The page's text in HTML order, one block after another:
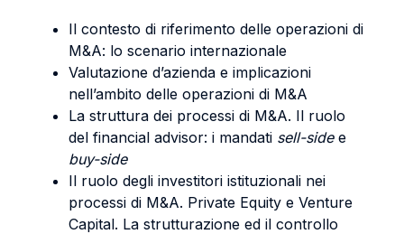
Il contesto di riferimento delle operazioni di
M&A: lo scenario internazionale
Valutazione d’azienda e implicazioni
nell’ambito delle operazioni di M&A
La struttura dei processi di M&A. Il ruolo
del financial advisor: i mandati sell-sidee
buy-side
Il ruolo degli investitori istituzionali nei
processi di M&A. Private Equity e Venture
Capital. La strutturazione ed il controllo